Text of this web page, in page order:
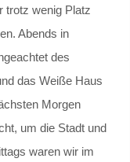
trotz wenig Platz
Abends in
des
das Weiße Haus
Morgen
um die Stadt und
waren wir im